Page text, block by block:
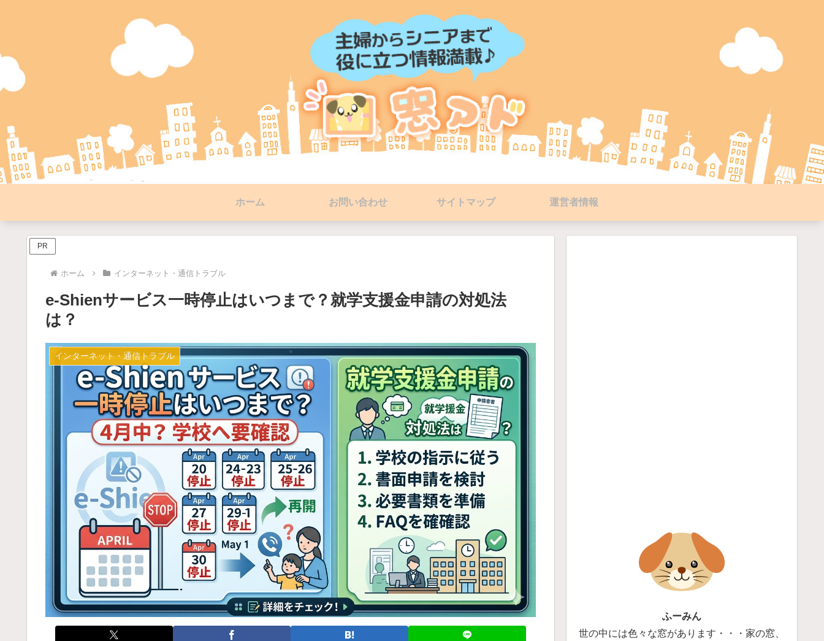
ホーム お問い合わせ サイトマップ 運営者情報
PR
ホーム インターネット・通信トラブル
e-Shienサービス一時停止はいつまで？就学支援金申請の対処法
は？
インターネット・通信トラブル
ふーみん
世の中には色々な窓があります・・・家の窓、